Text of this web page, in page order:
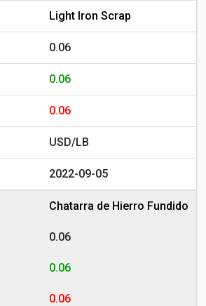
Light Iron Scrap
0.06
0.06
0.06
USD/LB
2022-09-05
Chatarra de Hierro Fundido
0.06
0.06
0.06